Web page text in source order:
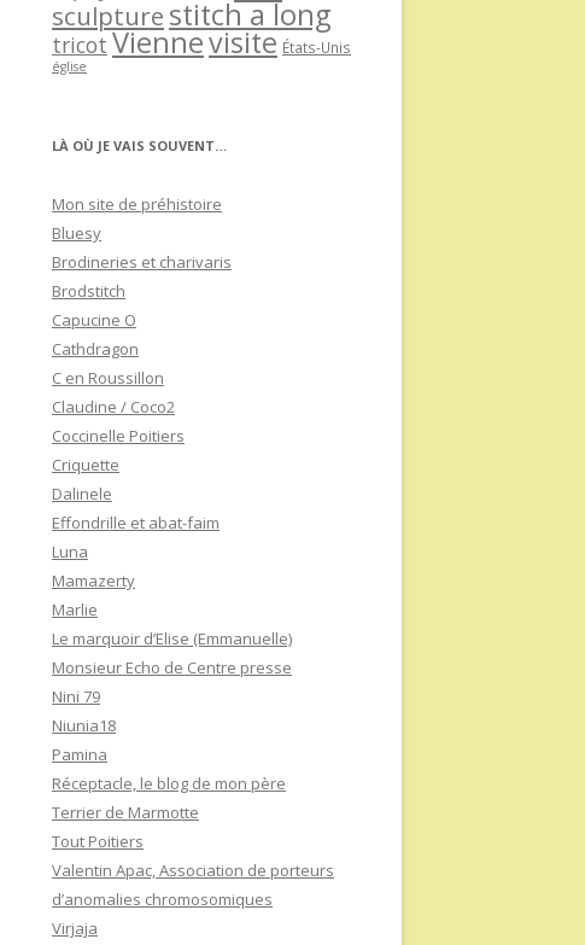
sculpture stitch a long
tricot Viennevisite États-Unis
église
LÀ OÙ JE VAIS SOUVENT…
Mon site de préhistoire
Bluesy
Brodineries et charivaris
Brodstitch
Capucine O
Cathdragon
C en Roussillon
Claudine / Coco2
Coccinelle Poitiers
Criquette
Dalinele
Effondrille et abat-faim
Luna
Mamazerty
Marlie
Le marquoir d’Elise (Emmanuelle)
Monsieur Echo de Centre presse
Nini 79
Niunia18
Pamina
Réceptacle, le blog de mon père
Terrier de Marmotte
Tout Poitiers
Valentin Apac, Association de porteurs
d’anomalies chromosomiques
Virjaja